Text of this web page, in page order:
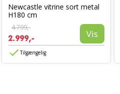
Newcastle vitrine sort metal
H180 cm
4.799,-
2.999,- Vis
Tilgængelig